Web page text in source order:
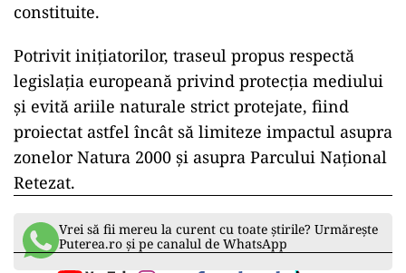
constituite.
Potrivit inițiatorilor, traseul propus respectă
legislația europeană privind protecția mediului
și evită ariile naturale strict protejate, fiind
proiectat astfel încât să limiteze impactul asupra
zonelor Natura 2000 și asupra Parcului Național
Retezat.
Vrei să fii mereu la curent cu toate știrile? Urmărește
Puterea.ro și pe canalul de WhatsApp